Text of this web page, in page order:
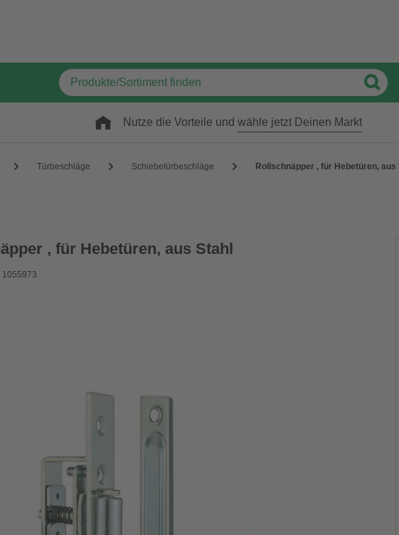
Nutze die Vorteile und wähle jetzt Deinen Markt
Türbeschläge Schiebetürbeschläge Rollschnäpper , für Hebetüren, aus
, für Hebetüren, aus Stahl
1055973